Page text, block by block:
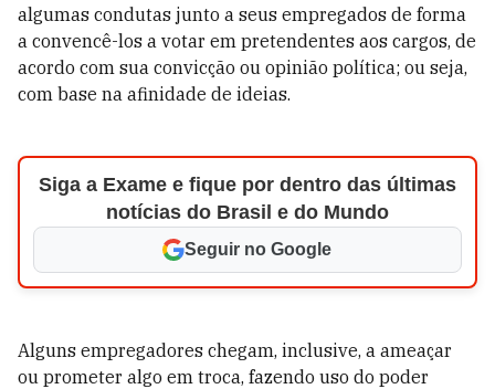
algumas condutas junto a seus empregados de forma
a convencê-los a votar em pretendentes aos cargos, de
acordo com sua convicção ou opinião política; ou seja,
com base na afinidade de ideias.
Siga a Exame e fique por dentro das últimas
notícias do Brasil e do Mundo
Seguir no Google
Alguns empregadores chegam, inclusive, a ameaçar
ou prometer algo em troca, fazendo uso do poder